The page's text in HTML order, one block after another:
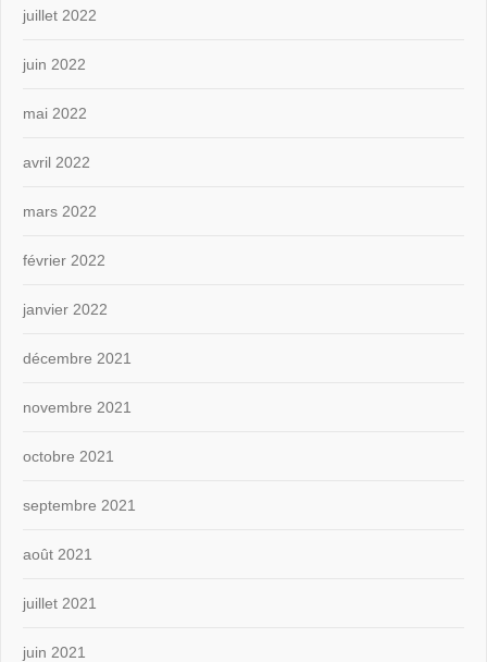
juillet 2022
juin 2022
mai 2022
avril 2022
mars 2022
février 2022
janvier 2022
décembre 2021
novembre 2021
octobre 2021
septembre 2021
août 2021
juillet 2021
juin 2021